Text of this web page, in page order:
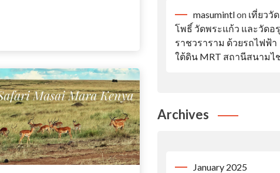
masumintlon เที่ยววัด
โพธิ์ วัดพระแก้ว และวัดอ
ราชวราราม ด้วยรถไฟฟ้า
ใต้ดิน MRT สถานีสนามไ
Archives
January 2025